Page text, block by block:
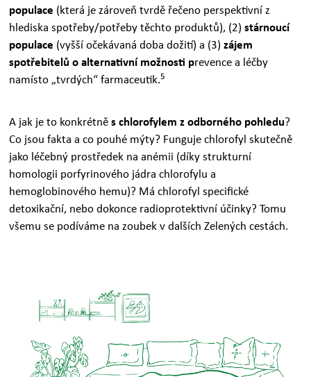
populace (která je zároveň tvrdě řečeno perspektivní z
hlediska spotřeby/potřeby těchto produktů), (2) stárnoucí
populace (vyšší očekávaná doba dožití) a (3) zájem
spotřebitelů o alternativní možnosti prevence a léčby
namísto „tvrdých“ farmaceutik.5
A jak je to konkrétně s chlorofylem z odborného pohledu?
Co jsou fakta a co pouhé mýty? Funguje chlorofyl skutečně
jako léčebný prostředek na anémii (díky strukturní
homologii porfyrinového jádra chlorofylu a
hemoglobinového hemu)? Má chlorofyl specifické
detoxikační, nebo dokonce radioprotektivní účinky? Tomu
všemu se podíváme na zoubek v dalších Zelených cestách.